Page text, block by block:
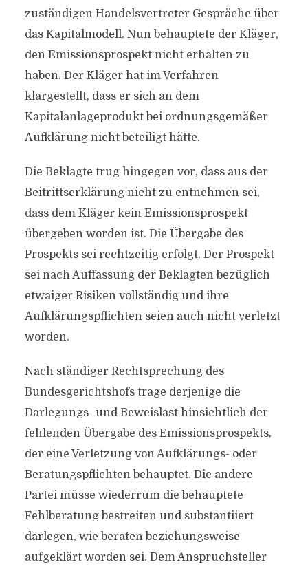
zuständigen Handelsvertreter Gespräche über
das Kapitalmodell. Nun behauptete der Kläger,
den Emissionsprospekt nicht erhalten zu
haben. Der Kläger hat im Verfahren
klargestellt, dass er sich an dem
Kapitalanlageprodukt bei ordnungsgemäßer
Aufklärung nicht beteiligt hätte.
Die Beklagte trug hingegen vor, dass aus der
Beitrittserklärung nicht zu entnehmen sei,
dass dem Kläger kein Emissionsprospekt
übergeben worden ist. Die Übergabe des
Prospekts sei rechtzeitig erfolgt. Der Prospekt
sei nach Auffassung der Beklagten bezüglich
etwaiger Risiken vollständig und ihre
Aufklärungspflichten seien auch nicht verletzt
worden.
Nach ständiger Rechtsprechung des
Bundesgerichtshofs trage derjenige die
Darlegungs- und Beweislast hinsichtlich der
fehlenden Übergabe des Emissionsprospekts,
der eine Verletzung von Aufklärungs- oder
Beratungspflichten behauptet. Die andere
Partei müsse wiederrum die behauptete
Fehlberatung bestreiten und substantiiert
darlegen, wie beraten beziehungsweise
aufgeklärt worden sei. Dem Anspruchsteller